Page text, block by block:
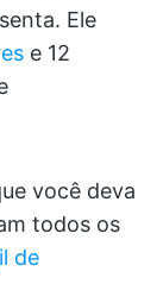
Ele
e 12
você deva
todos os
de